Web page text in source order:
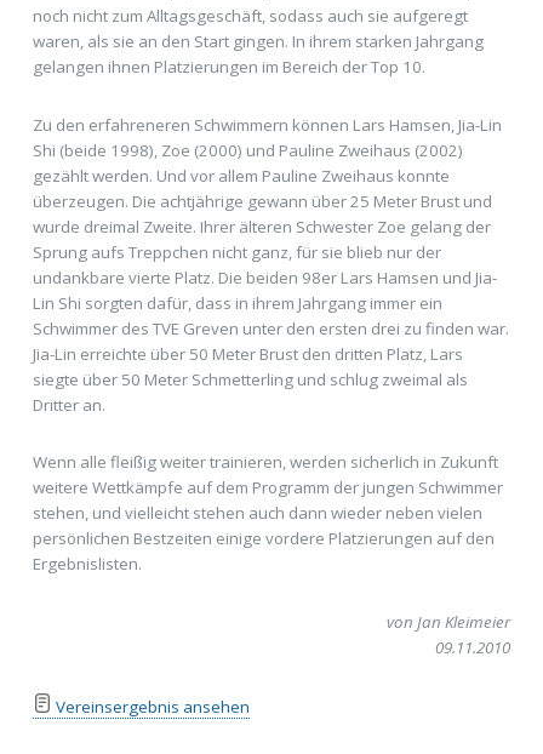
noch nicht zum Alltagsgeschäft, sodass auch sie aufgeregt
waren, als sie an den Start gingen. In ihrem starken Jahrgang
gelangen ihnen Platzierungen im Bereich der Top 10.
Zu den erfahreneren Schwimmern können Lars Hamsen, Jia-Lin
Shi (beide 1998), Zoe (2000) und Pauline Zweihaus (2002)
gezählt werden. Und vor allem Pauline Zweihaus konnte
überzeugen. Die achtjährige gewann über 25 Meter Brust und
wurde dreimal Zweite. Ihrer älteren Schwester Zoe gelang der
Sprung aufs Treppchen nicht ganz, für sie blieb nur der
undankbare vierte Platz. Die beiden 98er Lars Hamsen und Jia-
Lin Shi sorgten dafür, dass in ihrem Jahrgang immer ein
Schwimmer des TVE Greven unter den ersten drei zu finden war.
Jia-Lin erreichte über 50 Meter Brust den dritten Platz, Lars
siegte über 50 Meter Schmetterling und schlug zweimal als
Dritter an.
Wenn alle fleißig weiter trainieren, werden sicherlich in Zukunft
weitere Wettkämpfe auf dem Programm der jungen Schwimmer
stehen, und vielleicht stehen auch dann wieder neben vielen
persönlichen Bestzeiten einige vordere Platzierungen auf den
Ergebnislisten.
von Jan Kleimeier
09.11.2010
Vereinsergebnis ansehen